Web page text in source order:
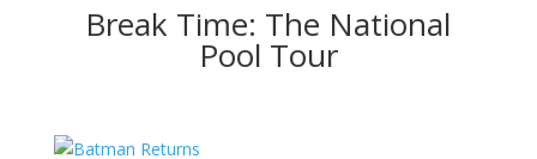
Break Time: The National
Pool Tour